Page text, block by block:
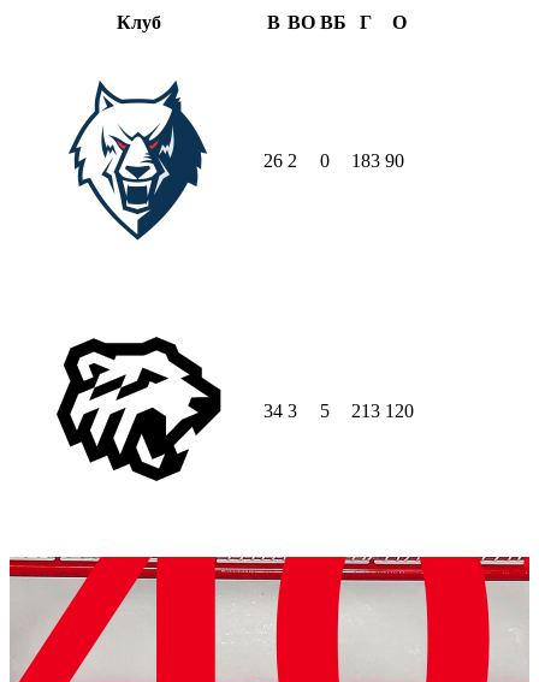
Клуб В ВО ВБ Г О
26 2 0 183 90
34 3 5 213 120